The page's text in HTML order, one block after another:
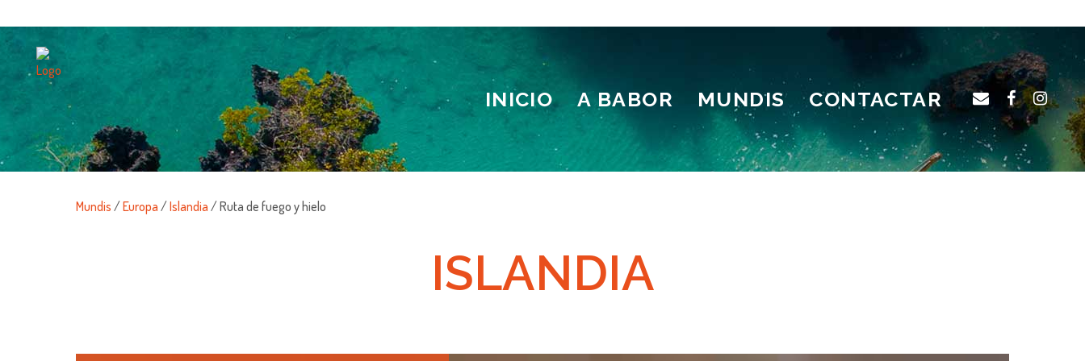
INICIO A BABOR MUNDIS CONTACTAR
Mundis /Europa /Islandia / Ruta de fuego y hielo
ISLANDIA